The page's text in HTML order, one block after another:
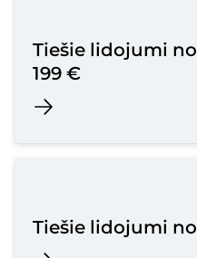
Tiešie lidojumi no
199 €
Tiešie lidojumi no